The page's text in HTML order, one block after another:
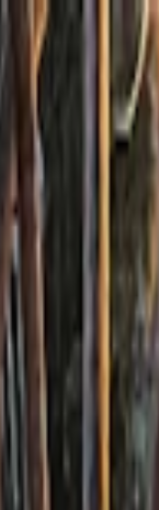
flexibles, et